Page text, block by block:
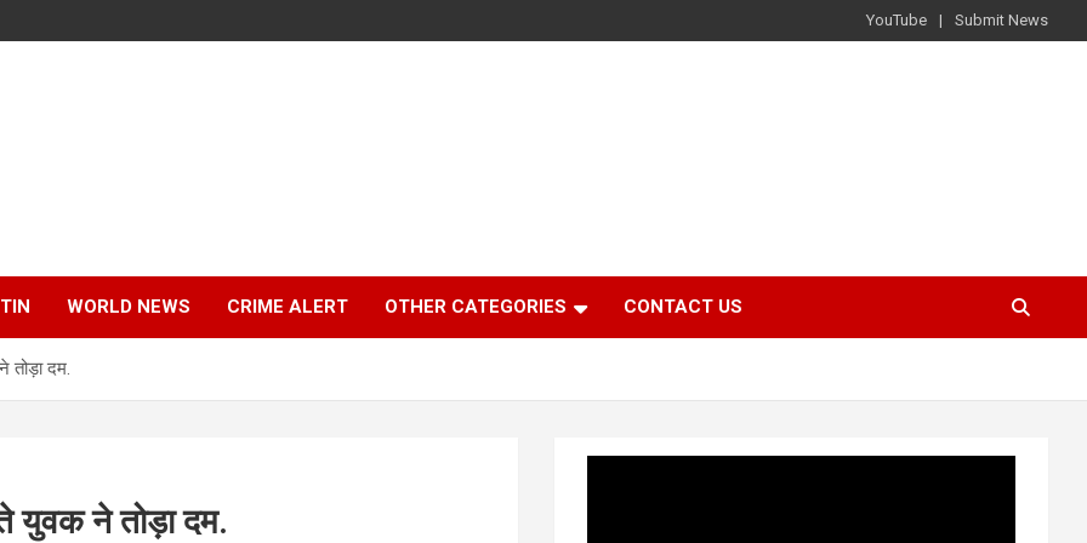
YouTube Submit News
WORLD NEWS CRIME ALERT OTHER CATEGORIES CONTACT US
दम.
युवक ने तोड़ा दम.